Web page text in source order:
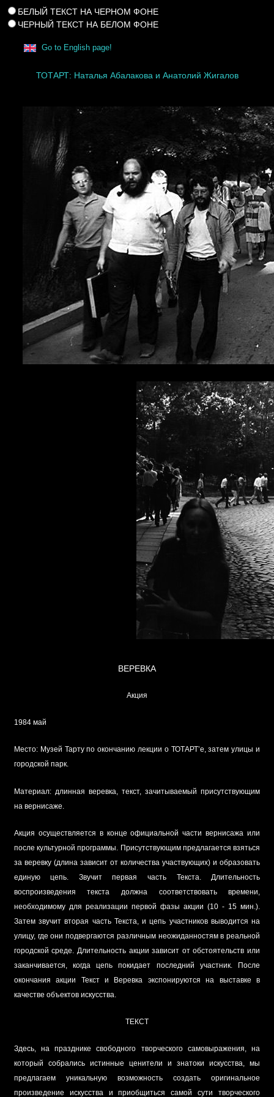
БЕЛЫЙ ТЕКСТ НА ЧЕРНОМ ФОНЕ
ЧЕРНЫЙ ТЕКСТ НА БЕЛОМ ФОНЕ
Go to English page!
ТОТАРТ: Наталья Абалакова и Анатолий Жигалов
ВЕРЕВКА
Акция
1984 май
Место: Музей Тарту по окончанию лекции о ТОТАРТ’е, затем улицы и
городской парк.
Материал: длинная веревка, текст, зачитываемый присутствующим
на вернисаже.
Акция осуществляется в конце официальной части вернисажа или
после культурной программы. Присутствующим предлагается взяться
за веревку (длина зависит от количества участвующих) и образовать
единую цепь. Звучит первая часть Текста. Длительность
воспроизведения текста должна соответствовать времени,
необходимому для реализации первой фазы акции (10 - 15 мин.).
Затем звучит вторая часть Текста, и цепь участников выводится на
улицу, где они подвергаются различным неожиданностям в реальной
городской среде. Длительность акции зависит от обстоятельств или
заканчивается, когда цепь покидает последний участник. После
окончания акции Текст и Веревка экспонируются на выставке в
качестве объектов искусства.
ТЕКСТ
Здесь, на празднике свободного творческого самовыражения, на
который собрались истинные ценители и знатоки искусства, мы
предлагаем уникальную возможность создать оригинальное
произведение искусства и приобщиться самой сути творческого